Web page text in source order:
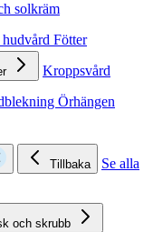
solkräm
Fötter
Kroppsvård
Örhängen
Tillbaka
Se alla
och skrubb